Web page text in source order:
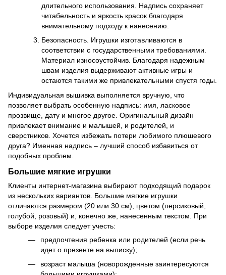
длительного использования. Надпись сохраняет
читабельность и яркость красок благодаря
внимательному подходу к нанесению.
Безопасность. Игрушки изготавливаются в
соответствии с государственными требованиями.
Материал износоустойчив. Благодаря надежным
швам изделия выдерживают активные игры и
остаются такими же привлекательными спустя годы.
Индивидуальная вышивка выполняется вручную, что
позволяет выбрать особенную надпись: имя, ласковое
прозвище, дату и многое другое. Оригинальный дизайн
привлекает внимание и малышей, и родителей, и
сверстников. Хочется избежать потери любимого плюшевого
друга? Именная надпись – лучший способ избавиться от
подобных проблем.
Большие мягкие игрушки
Клиенты интернет-магазина выбирают подходящий подарок
из нескольких вариантов. Большие мягкие игрушки
отличаются размером (20 или 30 см), цветом (персиковый,
голубой, розовый) и, конечно же, нанесенным текстом. При
выборе изделия следует учесть:
предпочтения ребенка или родителей (если речь
идет о презенте на выписку);
возраст малыша (новорожденные заинтересуются